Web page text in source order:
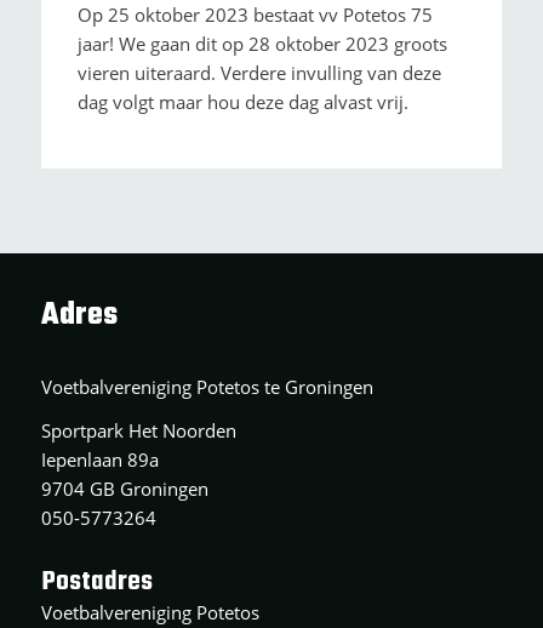
Op 25 oktober 2023 bestaat vv Potetos 75
jaar! We gaan dit op 28 oktober 2023 groots
vieren uiteraard. Verdere invulling van deze
dag volgt maar hou deze dag alvast vrij.
Adres
Voetbalvereniging Potetos te Groningen
Sportpark Het Noorden
Iepenlaan 89a
9704 GB Groningen
050-5773264
Postadres
Voetbalvereniging Potetos